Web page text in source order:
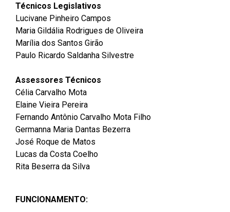
Técnicos Legislativos
Lucivane Pinheiro Campos
Maria Gildália Rodrigues de Oliveira
Marília dos Santos Girão
Paulo Ricardo Saldanha Silvestre
Assessores Técnicos
Célia Carvalho Mota
Elaine Vieira Pereira
Fernando Antônio Carvalho Mota Filho
Germanna Maria Dantas Bezerra
José Roque de Matos
Lucas da Costa Coelho
Rita Beserra da Silva
FUNCIONAMENTO: